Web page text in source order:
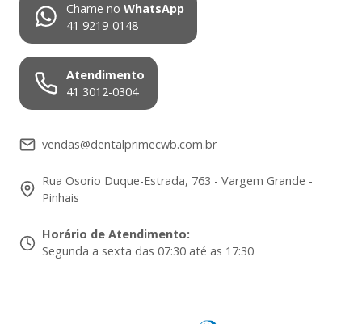
Chame no WhatsApp
41 9219-0148
Atendimento
41 3012-0304
vendas@dentalprimecwb.com.br
Rua Osorio Duque-Estrada, 763 - Vargem Grande -
Pinhais
Horário de Atendimento:
Segunda a sexta das 07:30 até as 17:30